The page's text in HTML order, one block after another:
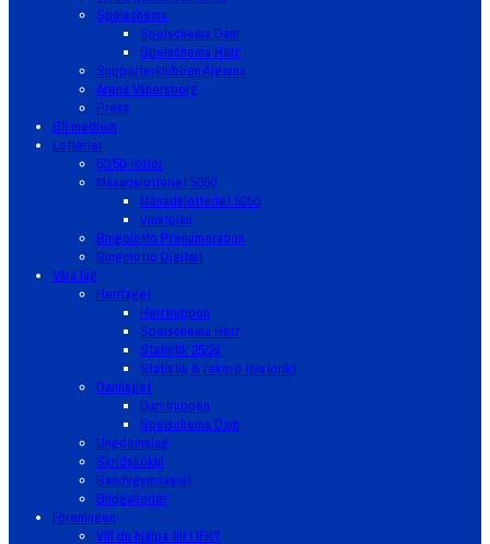
Spelschema
Spelschema Dam
Spelschema Herr
Supporterklubben Älgarna
Arena Vänersborg
Press
Bli medlem
Lotterier
50/50-lotter
Månadslotteriet 5050
Månadslotteriet 5050
Vinstplan
Bingolotto Prenumeration
Bingolotto Digitalt
Våra lag
Herrlaget
Herrtruppen
Spelschema Herr
Statistik 25/26
Statistik & rekord (historik)
Damlaget
Damtruppen
Spelschema Dam
Ungdomslag
Skridskokul
Bandygymnasiet
Bildgallerier
Föreningen
Vill du hjälpa till i IFK?